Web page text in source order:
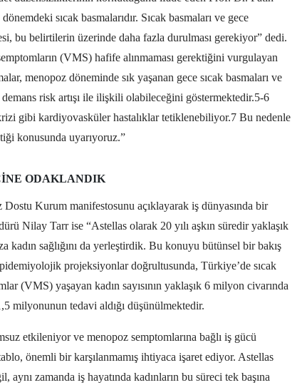
sıcak basmalarıdır. Sıcak basmaları ve gece
bu belirtilerin üzerinde daha fazla durulması gerekiyor” dedi.
(VMS) hafife alınmaması gerektiğini vurgulayan
menopoz döneminde sık yaşanan gece sıcak basmaları ve
risk artışı ile ilişkili olabileceğini göstermektedir.5-6
gibi kardiyovasküler hastalıklar tetiklenebiliyor.7 Bu nedenle
konusunda uyarıyoruz.”
ODAKLANDIK
Kurum manifestosunu açıklayarak iş dünyasında bir
Nilay Tarr ise “Astellas olarak 20 yılı aşkın süredir yaklaşık
kadın sağlığını da yerleştirdik. Bu konuyu bütünsel bir bakış
projeksiyonlar doğrultusunda, Türkiye’de sıcak
(VMS) yaşayan kadın sayısının yaklaşık 6 milyon civarında
milyonunun tedavi aldığı düşünülmektedir.
etkileniyor ve menopoz semptomlarına bağlı iş gücü
önemli bir karşılanmamış ihtiyaca işaret ediyor. Astellas
zamanda iş hayatında kadınların bu süreci tek başına